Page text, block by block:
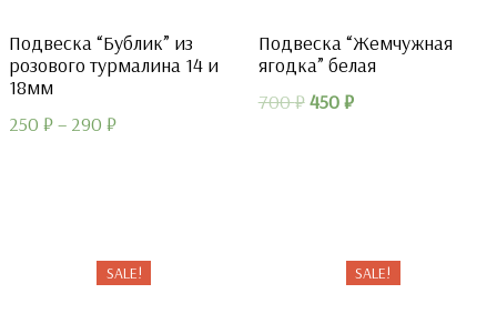
Подвеска “Бублик” из
розового турмалина 14 и
18мм
250 ₽– 290 ₽
Подвеска “Жемчужная
ягодка” белая
700₽Первоначальная
450₽Текущая
SALE! SALE!